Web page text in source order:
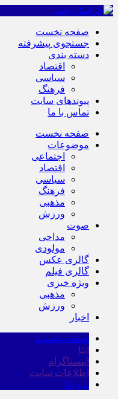
صفحه نخست
جستجوی پیشرفته
دسته بندی
اقتصاد
سیاسی
فرهنگ
پیوندهای سایت
تماس با ما
صفحه نخست
موضوعات
اجتماعی
اقتصاد
سیاسی
فرهنگ
مذهبی
ورزش
صوت
مداحی
مولودی
گالری عکس
گالری فیلم
ویژه خبری
مذهبی
ورزش
اخبار
صفحه نخست
ایتا
اینستاگرام
اطلاعات سایت
برو بالا